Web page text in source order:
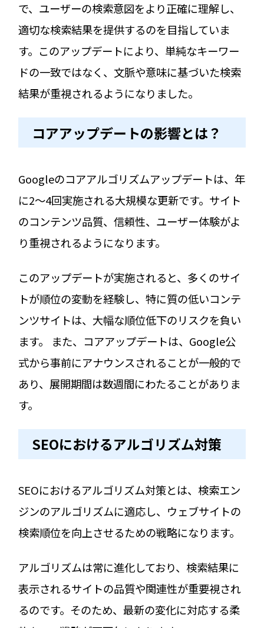
で、ユーザーの検索意図をより正確に理解し、
適切な検索結果を提供するのを目指していま
す。このアップデートにより、単純なキーワー
ドの一致ではなく、文脈や意味に基づいた検索
結果が重視されるようになりました。
コアアップデートの影響とは？
Googleのコアアルゴリズムアップデートは、年
に2〜4回実施される大規模な更新です。サイト
のコンテンツ品質、信頼性、ユーザー体験がよ
り重視されるようになります。
このアップデートが実施されると、多くのサイ
トが順位の変動を経験し、特に質の低いコンテ
ンツサイトは、大幅な順位低下のリスクを負い
ます。 また、コアアップデートは、Google公
式から事前にアナウンスされることが一般的で
あり、展開期間は数週間にわたることがありま
す。
SEOにおけるアルゴリズム対策
SEOにおけるアルゴリズム対策とは、検索エン
ジンのアルゴリズムに適応し、ウェブサイトの
検索順位を向上させるための戦略になります。
アルゴリズムは常に進化しており、検索結果に
表示されるサイトの品質や関連性が重要視され
るのです。そのため、最新の変化に対応する柔